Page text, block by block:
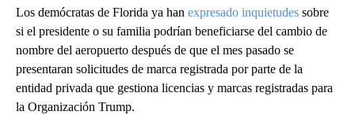
Los demócratas de Florida ya han expresado inquietudes sobre
si el presidente o su familia podrían beneficiarse del cambio de
nombre del aeropuerto después de que el mes pasado se
presentaran solicitudes de marca registrada por parte de la
entidad privada que gestiona licencias y marcas registradas para
la Organización Trump.